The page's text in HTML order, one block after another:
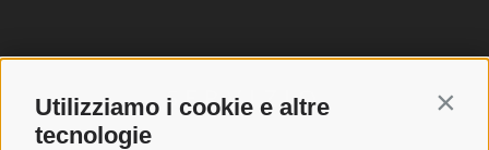
Utilizziamo i cookie e altre
tecnologie
SERVIZIO